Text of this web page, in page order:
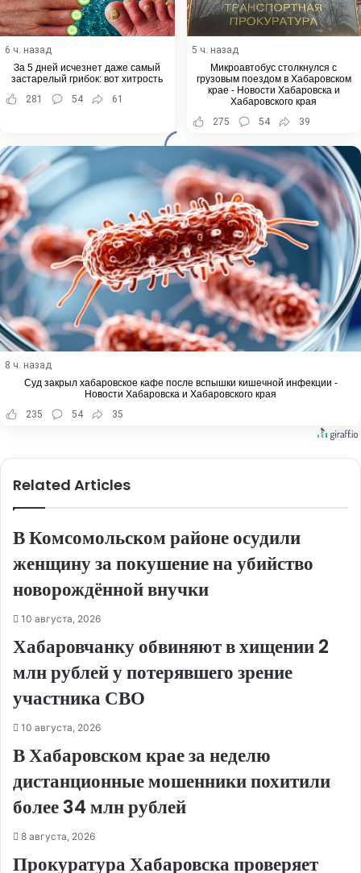
6 ч. назад
За 5 дней исчезнет даже самый
застарелый грибок: вот хитрость
281
54 61
5 ч. назад
Микроавтобус столкнулся с
грузовым поездом в Хабаровском
крае - Новости Хабаровска и
Хабаровского края
275
54 39
8 ч. назад
Суд закрыл хабаровское кафе после вспышки кишечной инфекции -
Новости Хабаровска и Хабаровского края
235
54 35
Related Articles
В Комсомольском районе осудили
женщину за покушение на убийство
новорождённой внучки
10 августа, 2026
Хабаровчанку обвиняют в хищении 2
млн рублей у потерявшего зрение
участника СВО
10 августа, 2026
В Хабаровском крае за неделю
дистанционные мошенники похитили
более 34 млн рублей
8 августа, 2026
Прокуратура Хабаровска проверяет